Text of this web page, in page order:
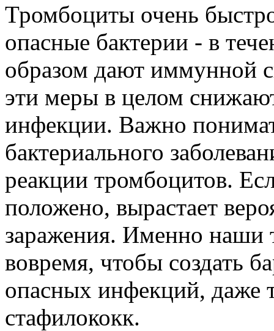
Тромбоциты очень
опасные бактерии - в
образом дают иммунной
эти меры в целом
инфекции. Важно
бактериального
реакции тромбоцитов.
положено, вырастает
заражения. Именно наши
вовремя, чтобы создать
опасных инфекций, даже
стафилококк.